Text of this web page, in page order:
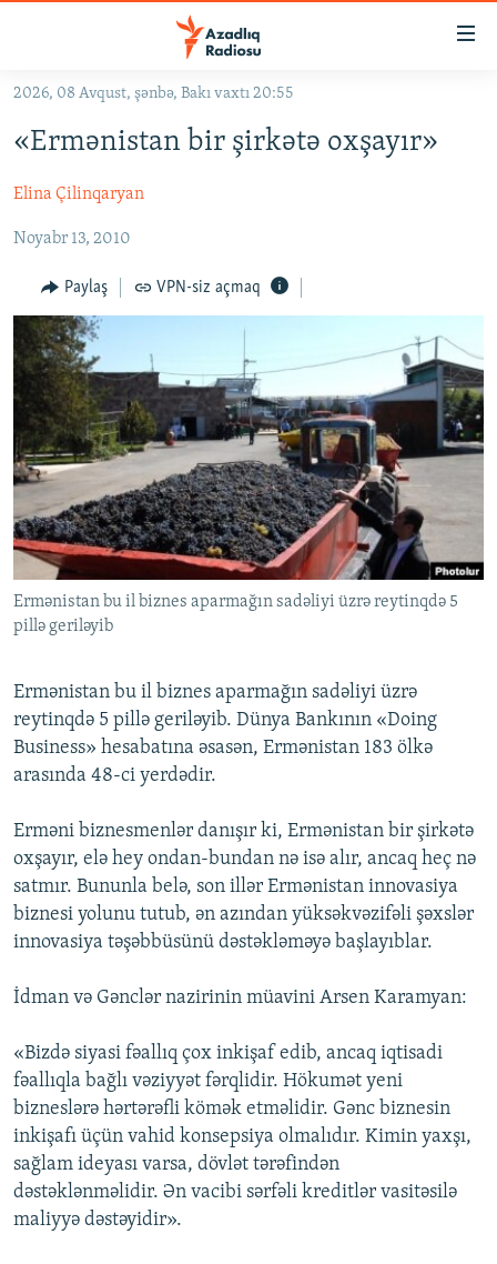
Əsas
qayıt
naviqasiyaya
qayıt
Axtarışa
KORRUPSIOMETR
#ƏSLINDƏ
FƏRQƏ BAX
QANUNI DOĞRU
ARAŞDIRMA
MULTIMEDIA
VIDEO
FOTOQALEREYA
İNFOQRAFIKA
KARIKATURA
RADIO ARXIV
OXU ZALI
AZƏRBAYCAN ƏDƏBIYYATI KITABXANASI
İSLAM VƏ DEMOKRATIYA
İZ - MƏDƏNIYYƏT PROQRAMI
HAQQIMIZDA
MISSIYAMIZ
PEŞƏ ETIKASI VƏ JURNALISTIKA STANDARTLARIMIZ
MATERIALLARIMIZDAN ISTIFADƏ
AZADLIQRADIOSU MOBIL TELEFONUNUZDA
BIZIMLƏ ƏLAQƏ
XƏBƏR BÜLLETENLƏRIMIZ
BIZI IZLƏ
RFE/RL-in bütün saytları
2026, 08 Avqust, şənbə, Bakı vaxtı 20:55
«Ermənistan bir şirkətə oxşayır»
Elina Çilinqaryan
Noyabr 13, 2010
Paylaş VPN-siz açmaq
Ermənistan bu il biznes aparmağın sadəliyi üzrə reytinqdə 5
pillə geriləyib
Ermənistan bu il biznes aparmağın sadəliyi üzrə
reytinqdə 5 pillə geriləyib. Dünya Bankının «Doing
Business» hesabatına əsasən, Ermənistan 183 ölkə
arasında 48-ci yerdədir.
Erməni biznesmenlər danışır ki, Ermənistan bir şirkətə
oxşayır, elə hey ondan-bundan nə isə alır, ancaq heç nə
satmır. Bununla belə, son illər Ermənistan innovasiya
biznesi yolunu tutub, ən azından yüksəkvəzifəli şəxslər
innovasiya təşəbbüsünü dəstəkləməyə başlayıblar.
İdman və Gənclər nazirinin müavini Arsen Karamyan:
«Bizdə siyasi fəallıq çox inkişaf edib, ancaq iqtisadi
fəallıqla bağlı vəziyyət fərqlidir. Hökumət yeni
bizneslərə hərtərəfli kömək etməlidir. Gənc biznesin
inkişafı üçün vahid konsepsiya olmalıdır. Kimin yaxşı,
sağlam ideyası varsa, dövlət tərəfindən
dəstəklənməlidir. Ən vacibi sərfəli kreditlər vasitəsilə
maliyyə dəstəyidir».